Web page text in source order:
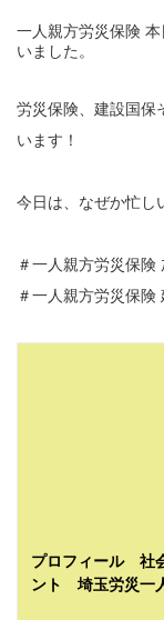
一人親方労災保険
いました。
労災保険、建設国保
います！
今日は、なぜか忙し
＃一人親方労災保険
＃一人親方労災保険
プロフィール 社
ント 埼玉労災一